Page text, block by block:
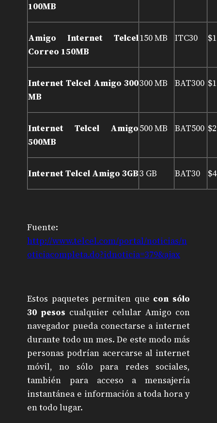
100MB
Amigo Internet Telcel
Correo 150MB
150 MB ITC30
Internet Telcel Amigo 300
MB
300 MB BAT300
Internet Telcel Amigo
500MB
500 MB BAT500
Internet Telcel Amigo 3GB3 GB BAT30
Fuente:
http://www.telcel.com/portal/noticias/n
oticiacompleta.do?idnoticia=379&ajax
Estos paquetes permiten que con sólo
30 pesos cualquier celular Amigo con
navegador pueda conectarse a internet
durante todo un mes. De este modo más
personas podrían acercarse al internet
móvil, no sólo para redes sociales,
también para acceso a mensajería
instantánea e información a toda hora y
en todo lugar.